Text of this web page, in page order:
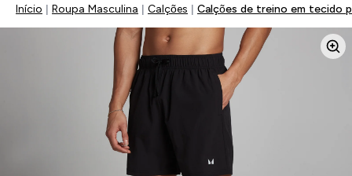
Início Roupa Masculina Calções Calções de treino em tecido